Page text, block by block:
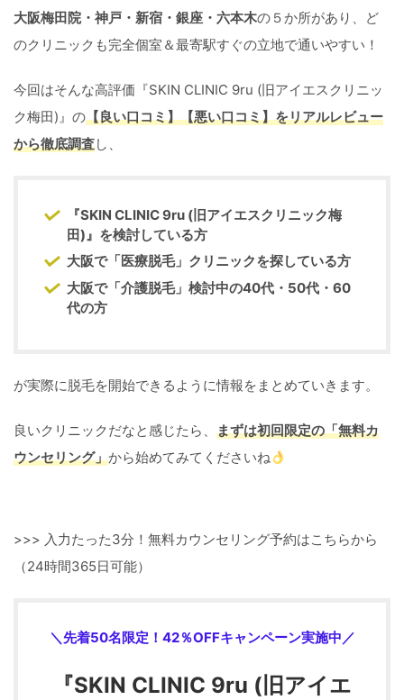
大阪梅田院・神戸・新宿・銀座・六本木の５か所があり、ど
のクリニックも完全個室＆最寄駅すぐの立地で通いやすい！
今回はそんな高評価『SKIN CLINIC 9ru (旧アイエスクリニッ
ク梅田)』の【良い口コミ】【悪い口コミ】をリアルレビュー
から徹底調査し、
『SKIN CLINIC 9ru (旧アイエスクリニック梅
田)』を検討している方
大阪で「医療脱毛」クリニックを探している方
大阪で「介護脱毛」検討中の40代・50代・60
代の方
が実際に脱毛を開始できるように情報をまとめていきます。
良いクリニックだなと感じたら、 まずは初回限定の「無料カ
ウンセリング」から始めてみてくださいね
>>> 入力たった3分！無料カウンセリング予約はこちらから
（24時間365日可能）
＼先着50名限定！42％OFFキャンペーン実施中／
『SKIN CLINIC 9ru (旧アイエ